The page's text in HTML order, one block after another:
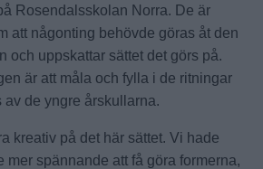
Rosendalsskolan Norra. De är
att någonting behövde göras åt den
och uppskattar sättet det görs på.
är att måla och fylla i de ritningar
av de yngre årskullarna.
kreativ på det här sättet. Vi hade
mer spännande att få göra formerna,